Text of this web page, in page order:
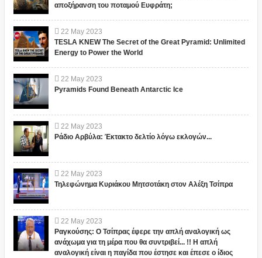
αποξήρανση του ποταμού Ευφράτη;
22 May 2023
TESLA KNEW The Secret of the Great Pyramid: Unlimited
Energy to Power the World
22 May 2023
Pyramids Found Beneath Antarctic Ice
22 May 2023
Ράδιο Αρβύλα: Έκτακτο δελτίο λόγω εκλογών...
22 May 2023
Τηλεφώνημα Κυριάκου Μητσοτάκη στον Αλέξη Τσίπρα
22 May 2023
Ραγκούσης: Ο Τσίπρας έφερε την απλή αναλογική ως
ανάχωμα για τη μέρα που θα συντριβεί... !! Η απλή
αναλογική είναι η παγίδα που έστησε και έπεσε ο ίδιος